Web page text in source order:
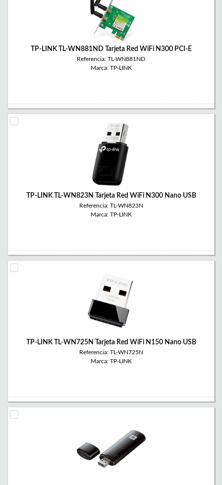
TP-LINK TL-WN881ND Tarjeta Red WiFi N300 PCI-E
Referencia: TL-WN881ND
Marca: TP-LINK
TP-LINK TL-WN823N Tarjeta Red WiFi N300 Nano USB
Referencia: TL-WN823N
Marca: TP-LINK
TP-LINK TL-WN725N Tarjeta Red WiFi N150 Nano USB
Referencia: TL-WN725N
Marca: TP-LINK